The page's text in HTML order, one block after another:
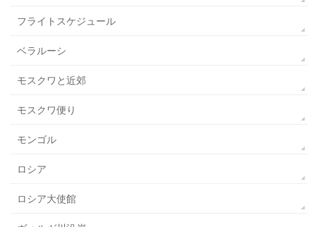
フライトスケジュール
ベラルーシ
モスクワと近郊
モスクワ便り
モンゴル
ロシア
ロシア大使館